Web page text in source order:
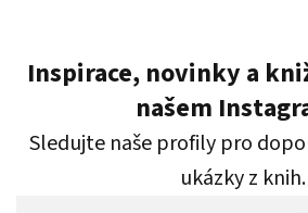
Inspirace, novinky a
našem
Sledujte naše profily pro
ukázky z knih.